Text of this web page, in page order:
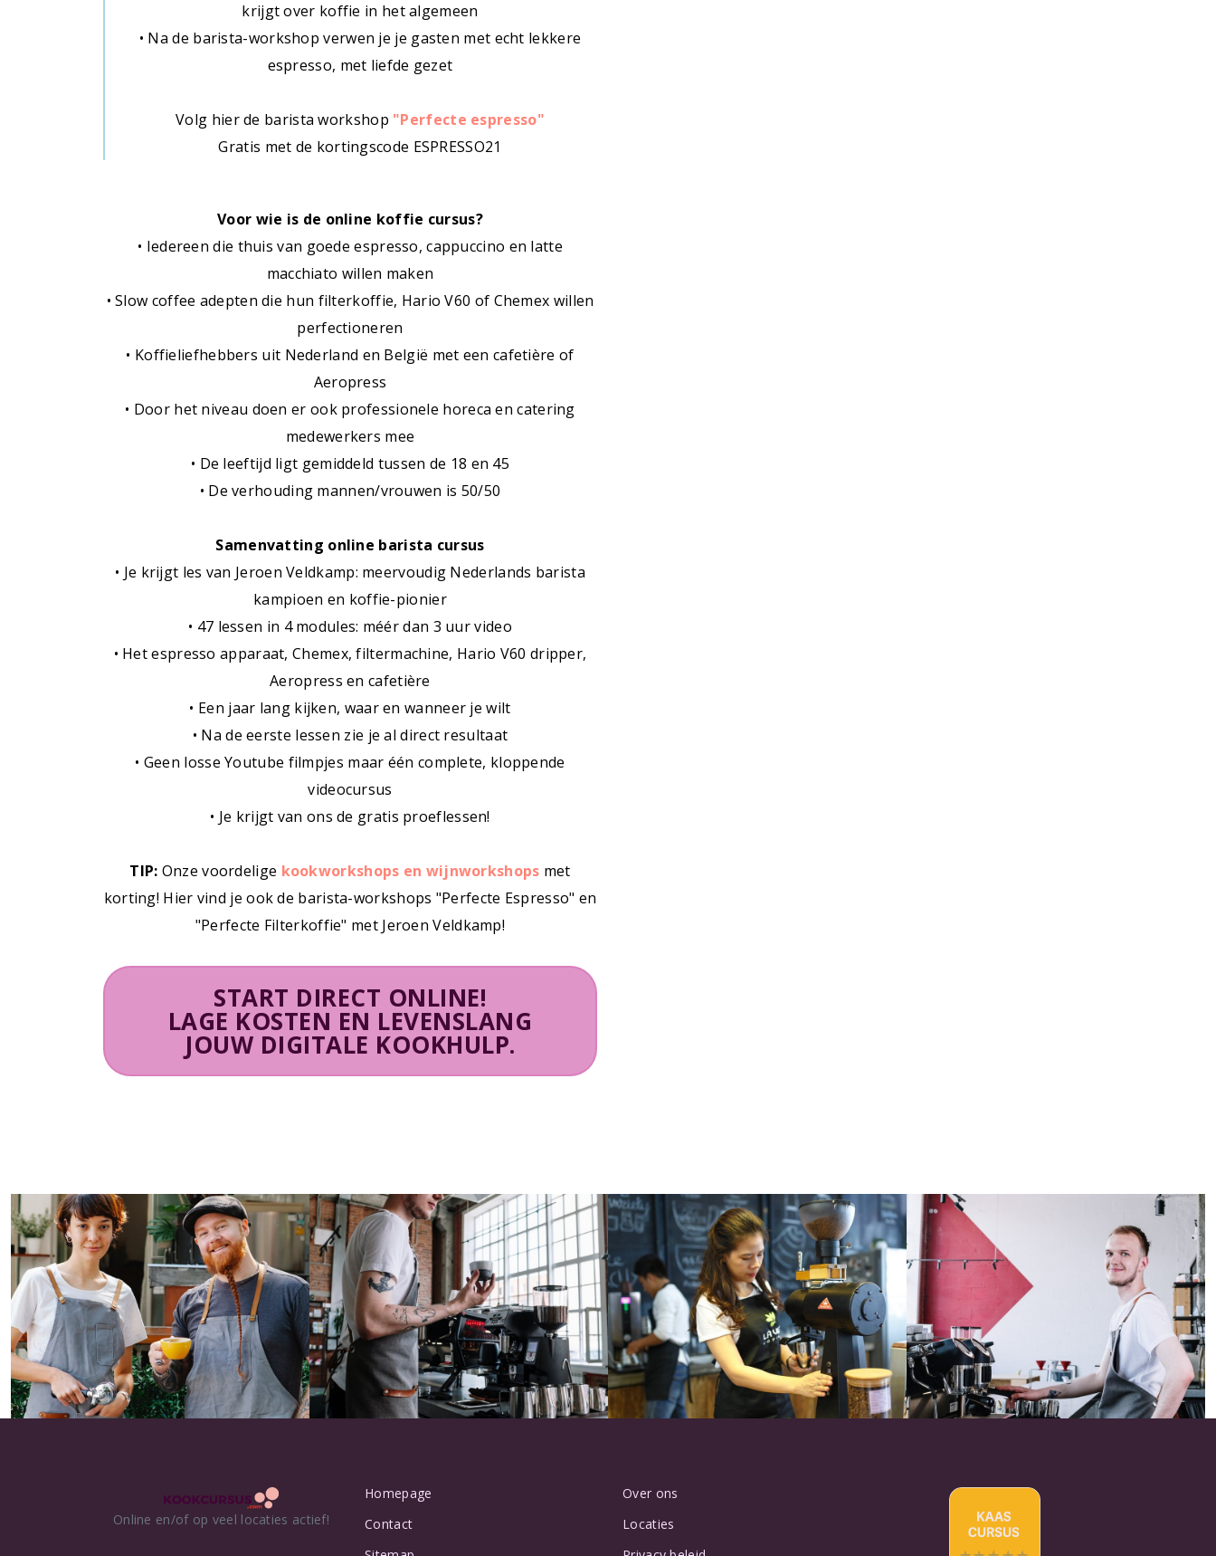
krijgt over koffie in het algemeen
• Na de barista-workshop verwen je je gasten met echt lekkere
espresso, met liefde gezet
Volg hier de barista workshop "Perfecte espresso"
Gratis met de kortingscode ESPRESSO21
Voor wie is de online koffie cursus?
• Iedereen die thuis van goede espresso, cappuccino en latte
macchiato willen maken
• Slow coffee adepten die hun filterkoffie, Hario V60 of Chemex willen
perfectioneren
• Koffieliefhebbers uit Nederland en België met een cafetière of
Aeropress
• Door het niveau doen er ook professionele horeca en catering
medewerkers mee
• De leeftijd ligt gemiddeld tussen de 18 en 45
• De verhouding mannen/vrouwen is 50/50
Samenvatting online barista cursus
• Je krijgt les van Jeroen Veldkamp: meervoudig Nederlands barista
kampioen en koffie-pionier
• 47 lessen in 4 modules: méér dan 3 uur video
• Het espresso apparaat, Chemex, filtermachine, Hario V60 dripper,
Aeropress en cafetière
• Een jaar lang kijken, waar en wanneer je wilt
• Na de eerste lessen zie je al direct resultaat
• Geen losse Youtube filmpjes maar één complete, kloppende
videocursus
• Je krijgt van ons de gratis proeflessen!
TIP: Onze voordelige kookworkshops en wijnworkshops met
korting! Hier vind je ook de barista-workshops "Perfecte Espresso" en
"Perfecte Filterkoffie" met Jeroen Veldkamp!
START DIRECT ONLINE!
LAGE KOSTEN EN LEVENSLANG
JOUW DIGITALE KOOKHULP.
Online en/of op veel locaties actief!
Homepage
Contact
Over ons
Locaties